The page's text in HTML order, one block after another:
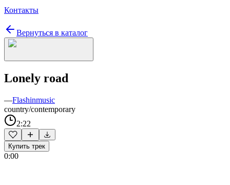
Контакты
Вернуться в каталог
Lonely road
—Flashinmusic
country/contemporary
2:22
Купить трек
0:00